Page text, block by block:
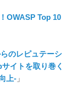
US/advisory/CVE-
en-US/advisory/CVE-
US/advisory/CVE-
OWASP Top 10
のレピュテーシ
イトを取り巻く
上- 」